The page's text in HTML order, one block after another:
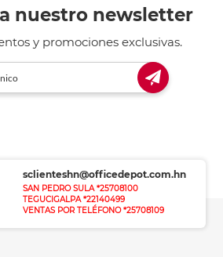
nuestro newsletter
y promociones exclusivas.
sclienteshn@officedepot.com.hn
SAN PEDRO SULA *25708100
TEGUCIGALPA *22140499
VENTAS POR TELÉFONO *25708109